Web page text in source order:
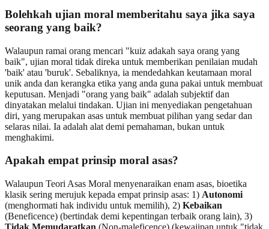
Bolehkah ujian moral memberitahu saya jika saya
seorang yang baik?
Walaupun ramai orang mencari "kuiz adakah saya orang yang
baik", ujian moral tidak direka untuk memberikan penilaian mudah
'baik' atau 'buruk'. Sebaliknya, ia mendedahkan keutamaan moral
unik anda dan kerangka etika yang anda guna pakai untuk membuat
keputusan. Menjadi "orang yang baik" adalah subjektif dan
dinyatakan melalui tindakan. Ujian ini menyediakan pengetahuan
diri, yang merupakan asas untuk membuat pilihan yang sedar dan
selaras nilai. Ia adalah alat demi pemahaman, bukan untuk
menghakimi.
Apakah empat prinsip moral asas?
Walaupun Teori Asas Moral menyenaraikan enam asas, bioetika
klasik sering merujuk kepada empat prinsip asas: 1) Autonomi
(menghormati hak individu untuk memilih), 2) Kebaikan
(Beneficence) (bertindak demi kepentingan terbaik orang lain), 3)
Tidak Memudaratkan (Non-maleficence) (kewajipan untuk "tidak